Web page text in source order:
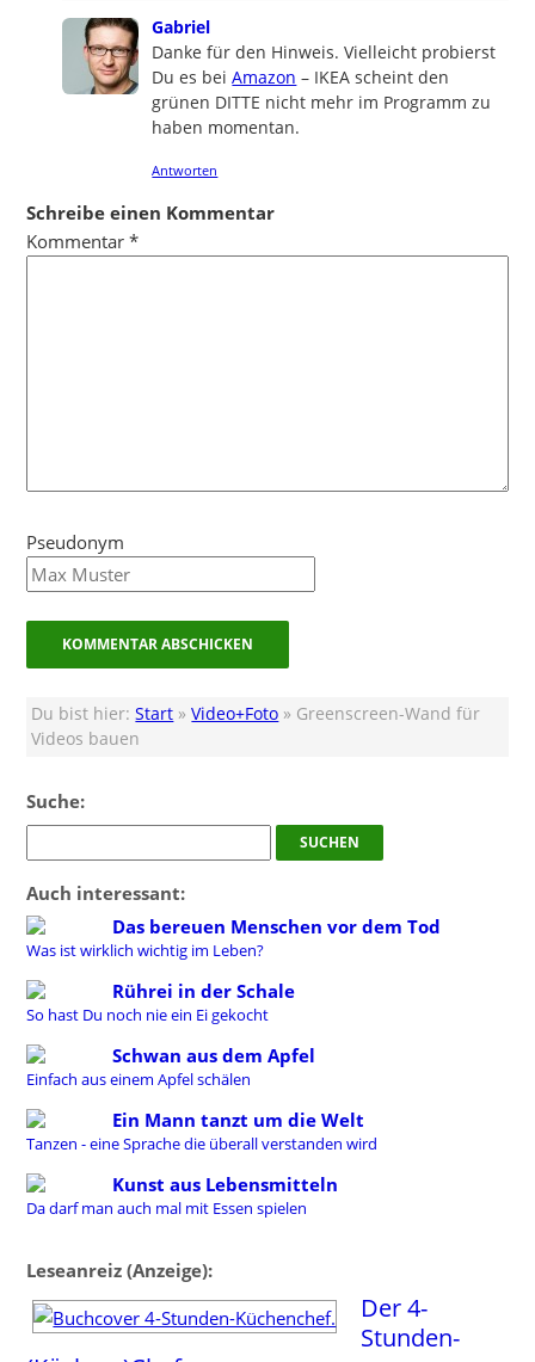
Gabriel
Danke für den Hinweis. Vielleicht probierst
Du es beiAmazon – IKEA scheint den
grünen DITTE nicht mehr im Programm zu
haben momentan.
Antworten
Schreibe einen Kommentar
Kommentar*
Pseudonym
Du bist hier:Start »Video+Foto » Greenscreen-Wand für
Videos bauen
Suche:
Auch interessant:
Das bereuen Menschen vor dem Tod
Was ist wirklich wichtig im Leben?
Rührei in der Schale
So hast Du noch nie ein Ei gekocht
Schwan aus dem Apfel
Einfach aus einem Apfel schälen
Ein Mann tanzt um die Welt
Tanzen - eine Sprache die überall verstanden wird
Kunst aus Lebensmitteln
Da darf man auch mal mit Essen spielen
Leseanreiz (Anzeige):
Der 4-
Stunden-